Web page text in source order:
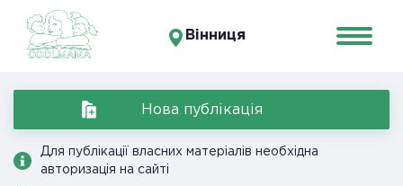
Вінниця
Нова публікація
Для публікації власних матеріалів необхідна
авторизація на сайті